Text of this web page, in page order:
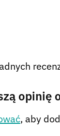
opinię
, aby